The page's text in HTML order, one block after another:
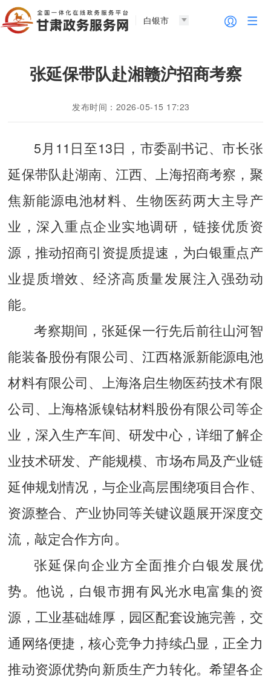
白银市
张延保带队赴湘赣沪招商考察
发布时间：2026-05-15 17:23
5月11日至13日，市委副书记、市长张
延保带队赴湖南、江西、上海招商考察，聚
焦新能源电池材料、生物医药两大主导产
业，深入重点企业实地调研，链接优质资
源，推动招商引资提质提速，为白银重点产
业提质增效、经济高质量发展注入强劲动
能。
考察期间，张延保一行先后前往山河智
能装备股份有限公司、江西格派新能源电池
材料有限公司、上海洛启生物医药技术有限
公司、上海格派镍钴材料股份有限公司等企
业，深入生产车间、研发中心，详细了解企
业技术研发、产能规模、市场布局及产业链
延伸规划情况，与企业高层围绕项目合作、
资源整合、产业协同等关键议题展开深度交
流，敲定合作方向。
张延保向企业方全面推介白银发展优
势。他说，白银市拥有风光水电富集的资
源，工业基础雄厚，园区配套设施完善，交
通网络便捷，核心竞争力持续凸显，正全力
推动资源优势向新质生产力转化。希望各企